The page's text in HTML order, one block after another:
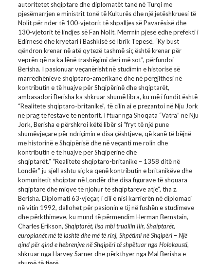
autoritetet shqiptare dhe diplomatët tanë në Turqi me
pjesëmarrjen e ministrit tonë të Kulturës dhe një jetëshkruesi të
Nolit për nder të 100-vjetorit të shpalljes së Pavarësisë dhe
130-vjetorit të lindjes së Fan Nolit. Merrnin pjesë edhe prefekti i
Edirnesë dhe kryetari i Bashkisë së Ibrik Tepesë. “Ky bust
qëndron krenar në atë qytezë tashmë siç është krenar për
veprën që na ka lënë trashëgimi deri më sot”, përfundoi
Berisha. I pasionuar veçanërisht në studimin e historisë së
marrëdhënieve shqiptaro-amerikane dhe në përgjithësi në
kontributin e të huajve për Shqipërinë dhe shqiptarët,
ambasadori Berisha ka shkruar shumë libra, ku më i fundit është
“Realitete shqiptaro-britanike”, të cilin ai e prezantoi në Nju Jork
në prag të festave të nëntorit. I ftuar nga Shoqata “Vatra” në Nju
Jork, Berisha e përshkroi këtë libër si “fryt të një pune
shumëvjeçare për ndriçimin e disa çështjeve, që kanë të bëjnë
me historinë e Shqipërisë dhe në veçanti me rolin dhe
kontributin e të huajve për Shqipërinë dhe
shqiptarët.” “Realitete shqiptaro-britanike – 1358 ditë në
Londër” ju sjell ashtu siç ka qenë kontributin e britanikëve dhe
komunitetit shqiptar në Londër dhe disa figurave të shquara
shqiptare dhe miqve të njohur të shqiptarëve atje”, tha z.
Berisha. Diplomati 63-vjeçar, i cili e nisi karrierën në diplomaci
në vitin 1992, dallohet për pasionin e tij në fushën e studimeve
dhe përkthimeve, ku mund të përmendim Herman Bernstain,
Charles Erikson,Shqiptarët, lisa mbi truallin Ilir, Shqiptarët,
europianët më të lashtë dhe më të rinj, Shpëtimi në Shqipëri –Një
qind për qind e hebrenjve në Shqipëri të shpëtuar nga Holokausti,
shkruar nga Harvey Sarner dhe përkthyer nga Mal Berisha e